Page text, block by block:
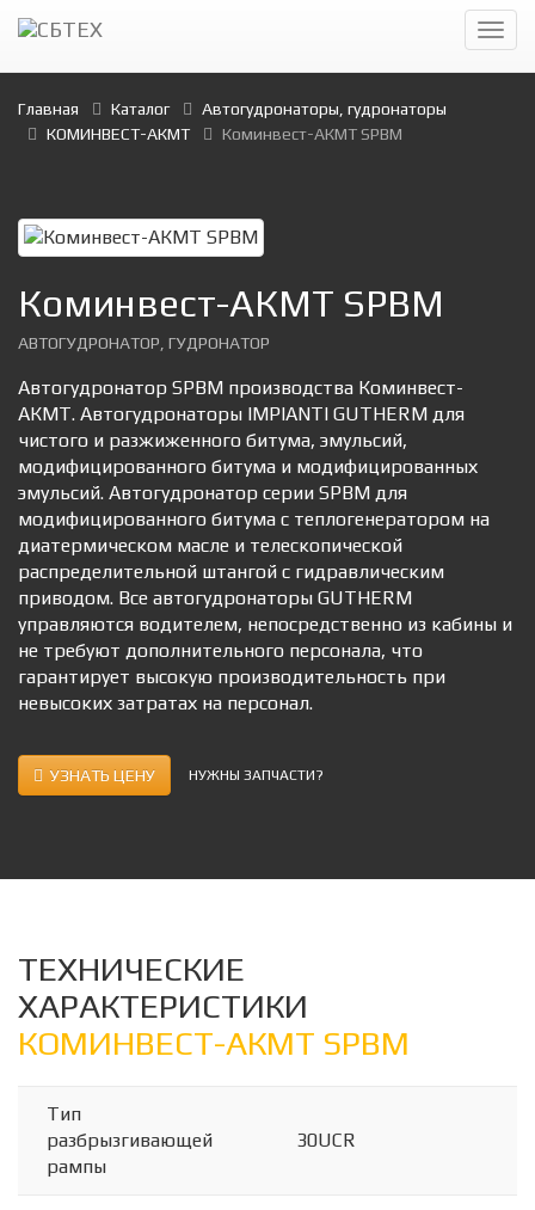
Главная Каталог
Автогудронаторы, гудронаторы
КОМИНВЕСТ-АКМТ
Коминвест-АКМТ SPBM
Коминвест-АКМТ SPBM
АВТОГУДРОНАТОР, ГУДРОНАТОР
Автогудронатор SPBM производства Коминвест-
АКМТ. Автогудронаторы IMPIANTI GUTHERM для
чистого и разжиженного битума, эмульсий,
модифицированного битума и модифицированных
эмульсий. Автогудронатор серии SPBM для
модифицированного битума с теплогенератором на
диатермическом масле и телескопической
распределительной штангой с гидравлическим
приводом. Все автогудронаторы GUTHERM
управляются водителем, непосредственно из кабины и
не требуют дополнительного персонала, что
гарантирует высокую производительность при
невысоких затратах на персонал.
УЗНАТЬ ЦЕНУ НУЖНЫ ЗАПЧАСТИ?
ТЕХНИЧЕСКИЕ
ХАРАКТЕРИСТИКИ
КОМИНВЕСТ-АКМТ SPBM
Тип
разбрызгивающей
рампы
30UСR